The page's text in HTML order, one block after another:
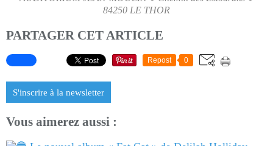
84250 LE THOR
PARTAGER CET ARTICLE
Repost 0
S'inscrire à la newsletter
Vous aimerez aussi :